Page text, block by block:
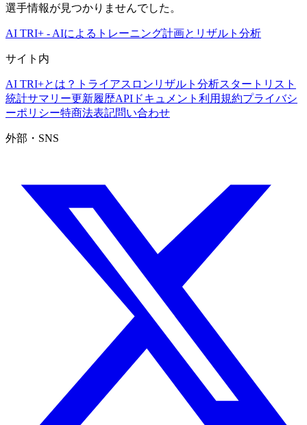
選手情報が見つかりませんでした。
AI TRI+ - AIによるトレーニング計画とリザルト分析
サイト内
AI TRI+とは？ トライアスロンリザルト分析スタートリスト
統計サマリー更新履歴APIドキュメント 利用規約プライバシ
ーポリシー特商法表記問い合わせ
外部・SNS